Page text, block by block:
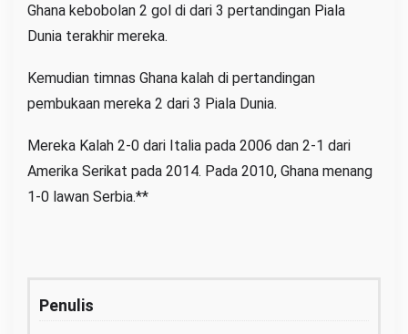
Ghana kebobolan 2 gol di dari 3 pertandingan Piala
Dunia terakhir mereka.
Kemudian timnas Ghana kalah di pertandingan
pembukaan mereka 2 dari 3 Piala Dunia.
Mereka Kalah 2-0 dari Italia pada 2006 dan 2-1 dari
Amerika Serikat pada 2014. Pada 2010, Ghana menang
1-0 lawan Serbia.**
Penulis